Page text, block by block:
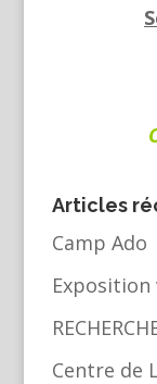
Articles
Camp Ado
Exposition
Centre de